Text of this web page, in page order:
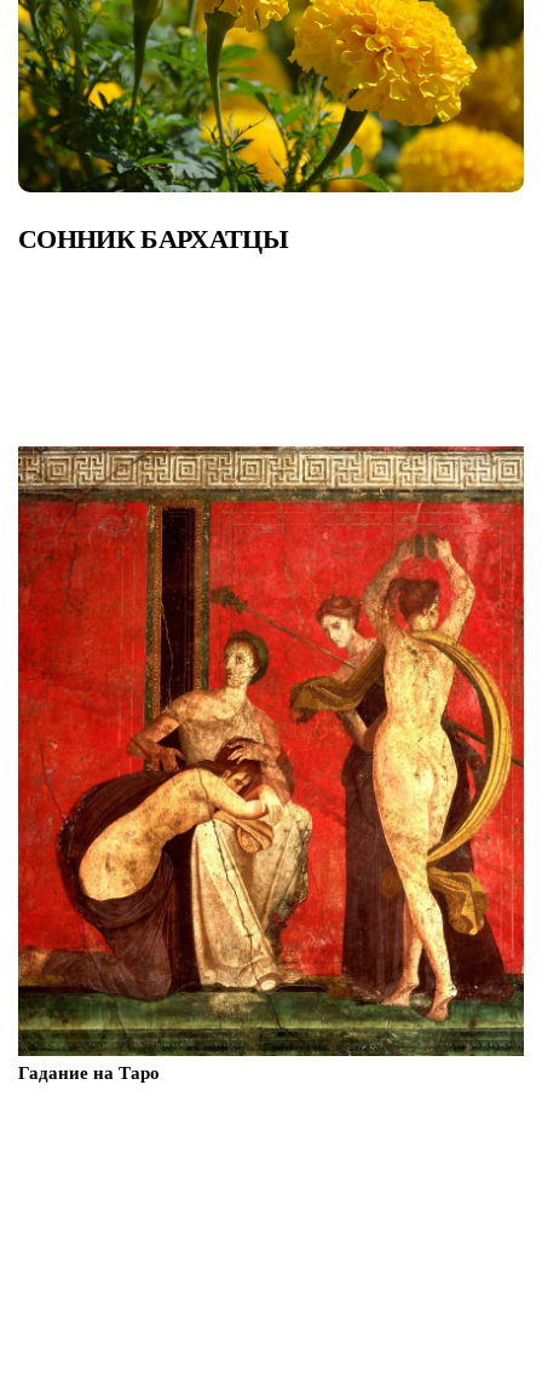
СОННИК БАРХАТЦЫ
Гадание на Таро